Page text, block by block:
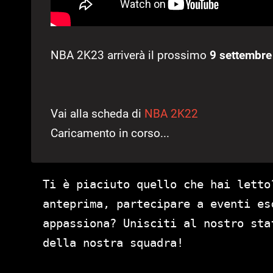
NBA 2K23 arriverà il prossimo 9 settembre
Vai alla scheda di NBA 2K22
Caricamento in corso...
Ti è piaciuto quello che hai
anteprima, partecipare a eventi
appassiona? Unisciti al nostro
della nostra squadra!